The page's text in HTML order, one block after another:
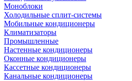
Моноблоки
Холодильные сплит-системы
Мобильные кондиционеры
Климатизаторы
Промышленные
Настенные кондиционеры
Оконные кондиционеры
Кассетные кондиционеры
Канальные кондиционеры